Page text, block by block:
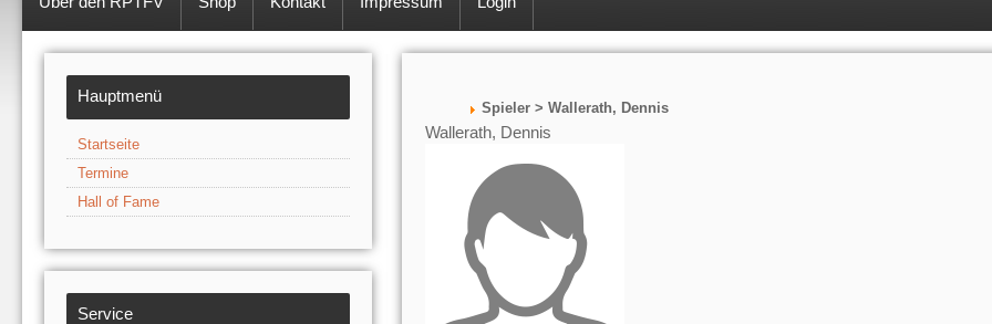
Hauptmenü
Startseite
Termine
Hall of Fame
Service
Spieler > Wallerath, Dennis
Wallerath, Dennis